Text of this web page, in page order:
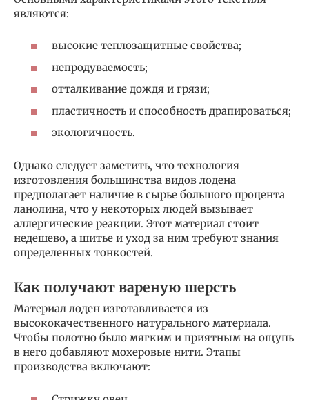
являются:
высокие теплозащитные свойства;
непродуваемость;
отталкивание дождя и грязи;
пластичность и способность драпироваться;
экологичность.
Однако следует заметить, что технология
изготовления большинства видов лодена
предполагает наличие в сырье большого процента
ланолина, что у некоторых людей вызывает
аллергические реакции. Этот материал стоит
недешево, а шитье и уход за ним требуют знания
определенных тонкостей.
Как получают вареную шерсть
Материал лоден изготавливается из
высококачественного натурального материала.
Чтобы полотно было мягким и приятным на ощупь
в него добавляют мохеровые нити. Этапы
производства включают: